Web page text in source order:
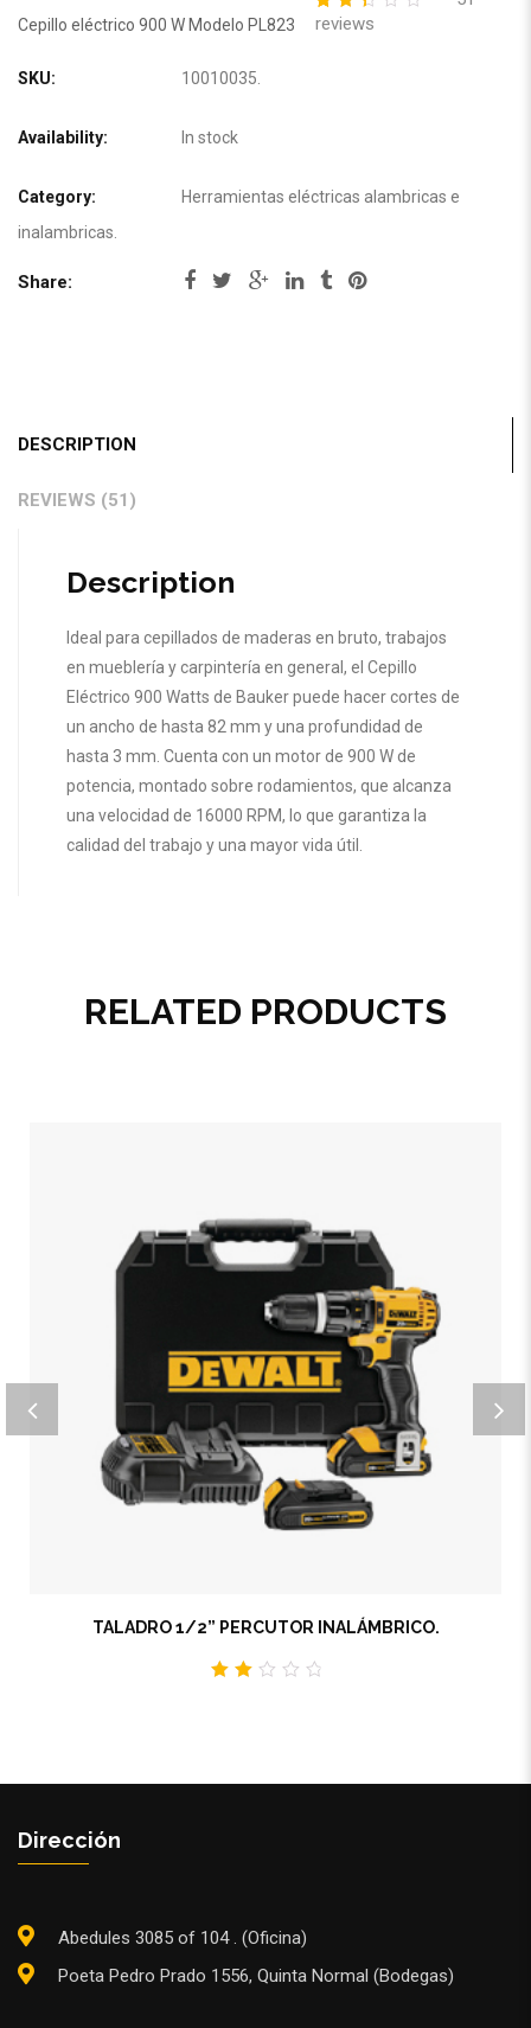
2.38
5
50
reviews
Cepillo eléctrico 900 W Modelo PL823
SKU: 10010035
Availability: In stock
Category:
Herramientas eléctricas alambricas e
inalambricas
Share:
DESCRIPTION
REVIEWS (51)
Description
Ideal para cepillados de maderas en bruto, trabajos
en mueblería y carpintería en general, el Cepillo
Eléctrico 900 Watts de Bauker puede hacer cortes de
un ancho de hasta 82 mm y una profundidad de
hasta 3 mm. Cuenta con un motor de 900 W de
potencia, montado sobre rodamientos, que alcanza
una velocidad de 16000 RPM, lo que garantiza la
calidad del trabajo y una mayor vida útil.
RELATED PRODUCTS
TALADRO 1/2” PERCUTOR INALÁMBRICO.
Dirección
Abedules 3085 of 104 . (Oficina)
Poeta Pedro Prado 1556, Quinta Normal (Bodegas)